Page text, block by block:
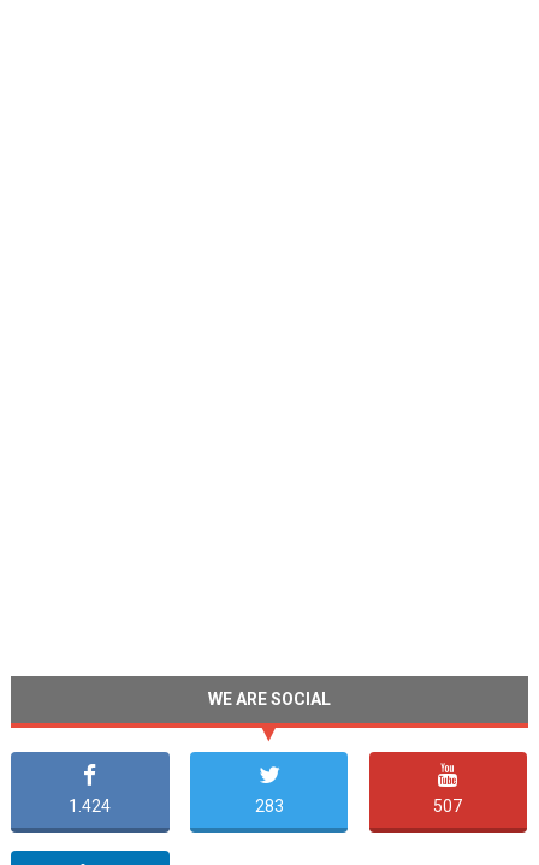
WE ARE SOCIAL
1.424 283 507